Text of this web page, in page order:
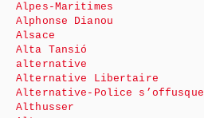
Alpes-Maritimes
Alphonse Dianou
Alsace
Alta Tansió
alternative
Alternative Libertaire
Alternative-Police s’offusque
Althusser